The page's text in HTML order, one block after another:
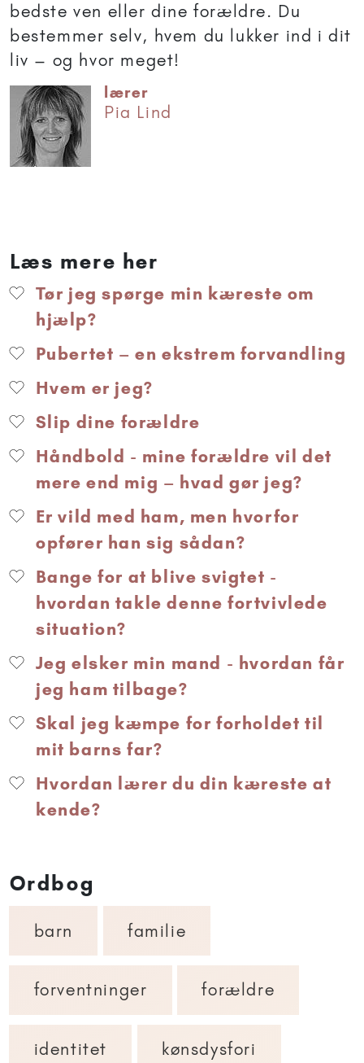
bedste ven eller dine forældre. Du
bestemmer selv, hvem du lukker ind i dit
liv – og hvor meget!
lærer
Pia Lind
Læs mere her
Tør jeg spørge min kæreste om
hjælp?
Pubertet – en ekstrem forvandling
Hvem er jeg?
Slip dine forældre
Håndbold - mine forældre vil det
mere end mig – hvad gør jeg?
Er vild med ham, men hvorfor
opfører han sig sådan?
Bange for at blive svigtet -
hvordan takle denne fortvivlede
situation?
Jeg elsker min mand - hvordan får
jeg ham tilbage?
Skal jeg kæmpe for forholdet til
mit barns far?
Hvordan lærer du din kæreste at
kende?
Ordbog
barn familie
forventninger forældre
identitet kønsdysfori